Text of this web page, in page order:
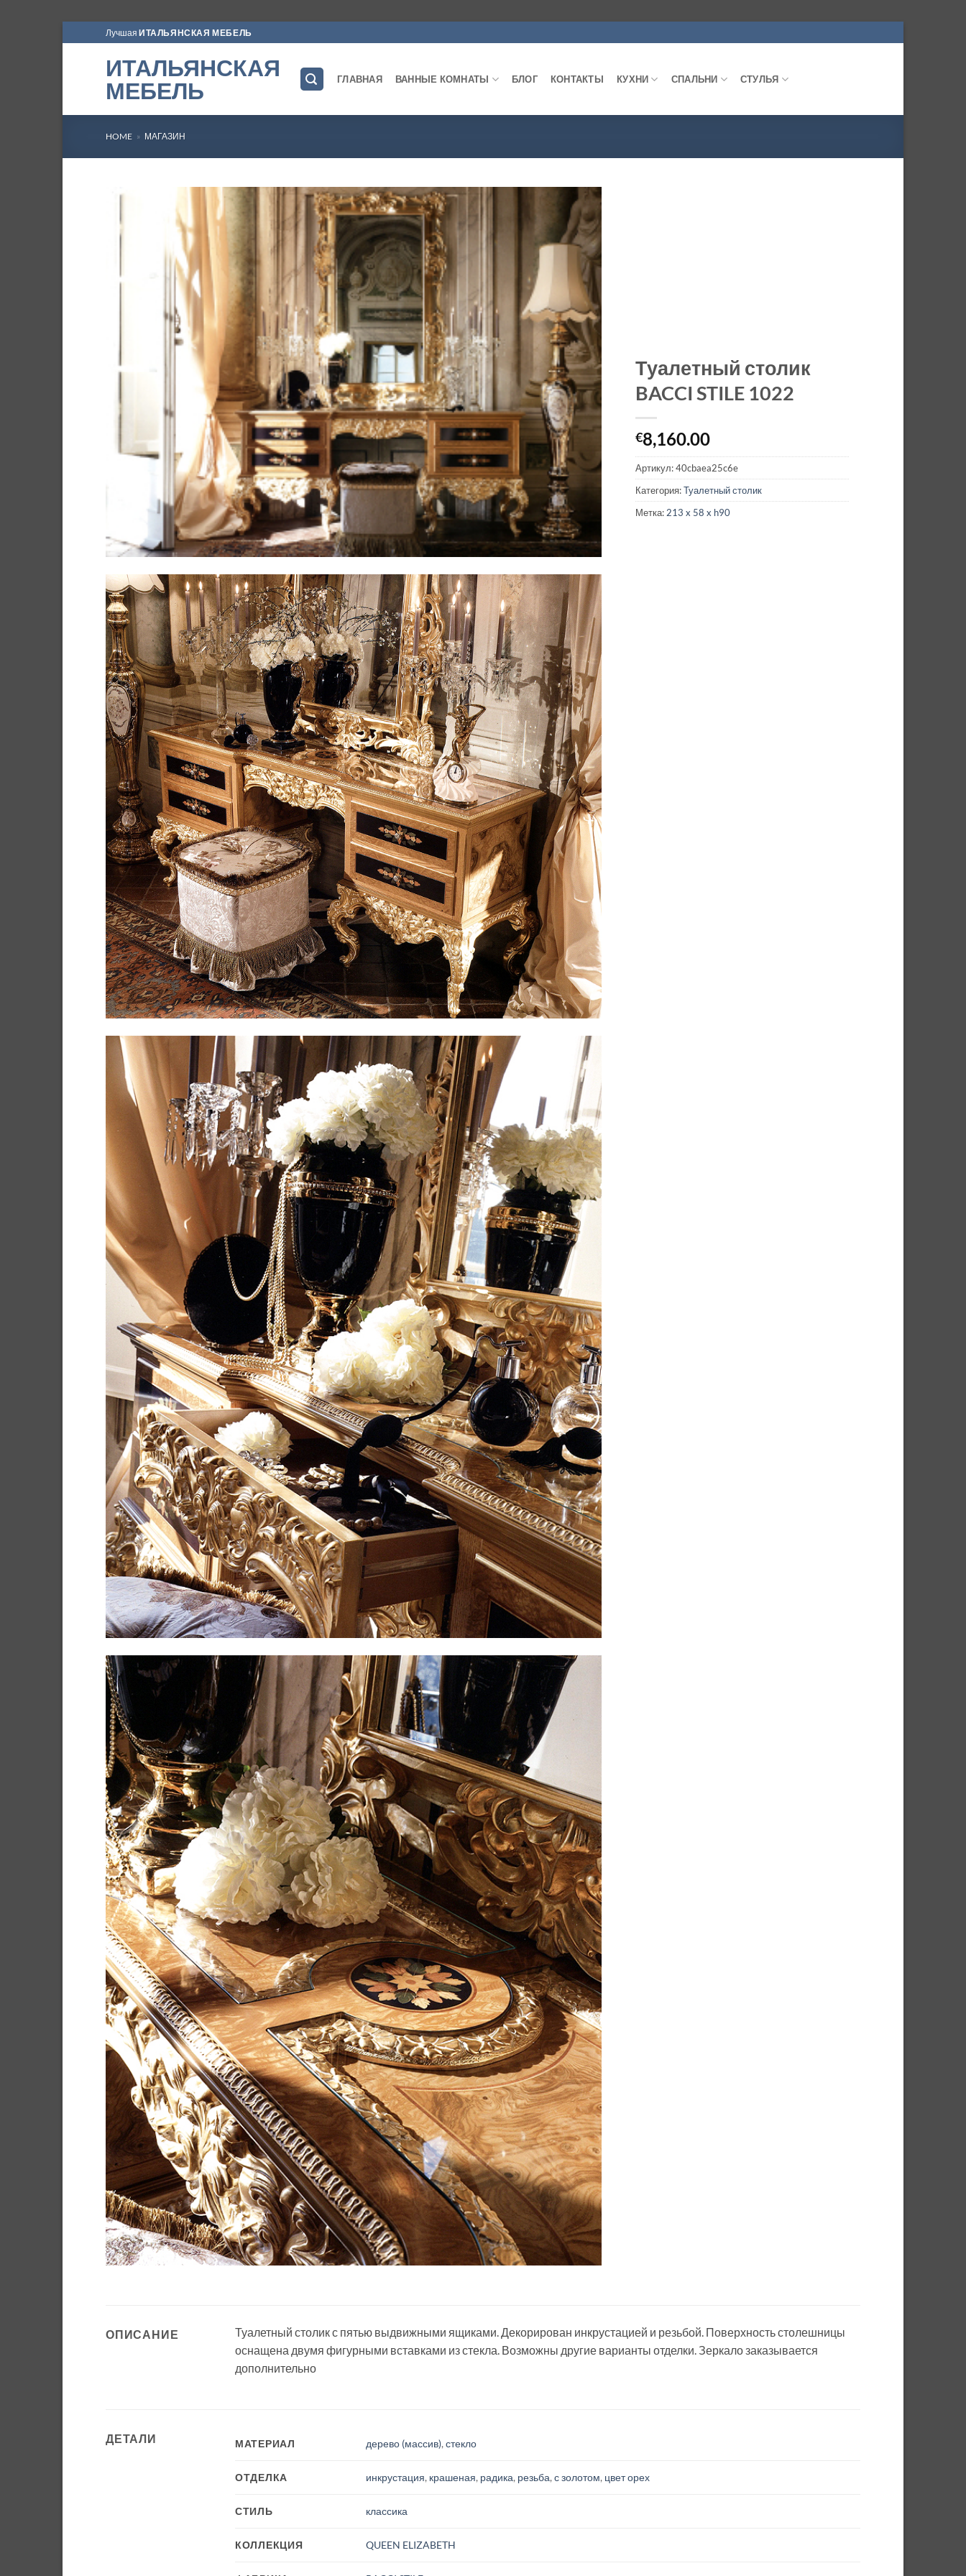
to
Лучшая ИТАЛЬЯНСКАЯ МЕБЕЛЬ
ИТАЛЬЯНСКАЯ
МЕБЕЛЬ
ГЛАВНАЯ ВАННЫЕ КОМНАТЫ БЛОГ КОНТАКТЫ КУХНИ СПАЛЬНИ СТУЛЬЯ
HOME » МАГАЗИН
Туалетный столик
BACCI STILE 1022
€8,160.00
Артикул:40cbaea25c6e
Категория:Туалетный столик
Метка: 213 x 58 x h90
ОПИСАНИЕ
Туалетный столик с пятью выдвижными ящиками. Декорирован инкрустацией и резьбой. Поверхность столешницы
оснащена двумя фигурными вставками из стекла. Возможны другие варианты отделки. Зеркало заказывается
дополнительно
ДЕТАЛИ МАТЕРИАЛ дерево (массив),стекло
ОТДЕЛКА инкрустация, крашеная, радика, резьба,с золотом, цвет орех
СТИЛЬ классика
КОЛЛЕКЦИЯ QUEEN ELIZABETH